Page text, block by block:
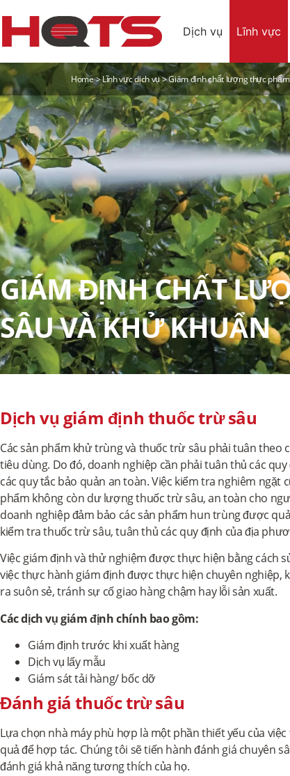
Dịch vụ Lĩnh vực
Home>Lĩnh vực dịch vụ>Giám định chất lượng thực
GIÁM ĐỊNH CHẤT
SÂU VÀ KHỬ KHUẨN
Dịch vụ giám định thuốc trừ sâu
Các sản phẩm khử trùng và thuốc trừ sâu phải tuân theo
tiêu dùng. Do đó, doanh nghiệp cần phải tuân thủ các
các quy tắc bảo quản an toàn. Việc kiểm tra nghiêm ngặt
phẩm không còn dư lượng thuốc trừ sâu, an toàn cho
doanh nghiệp đảm bảo các sản phẩm hun trùng được
kiểm tra thuốc trừ sâu, tuân thủ các quy định của địa
Việc giám định và thử nghiệm được thực hiện bằng cách
việc thực hành giám định được thực hiện chuyên
ra suôn sẻ, tránh sự cố giao hàng chậm hay lỗi sản xuất.
Các dịch vụ giám định chính bao gồm:
Giám định trước khi xuất hàng
Dịch vụ lấy mẫu
Giám sát tải hàng/ bốc dỡ
Đánh giá thuốc trừ sâu
Lựa chọn nhà máy phù hợp là một phần thiết yếu của
quả để hợp tác. Chúng tôi sẽ tiến hành đánh giá chuyên
đánh giá khả năng tương thích của họ.